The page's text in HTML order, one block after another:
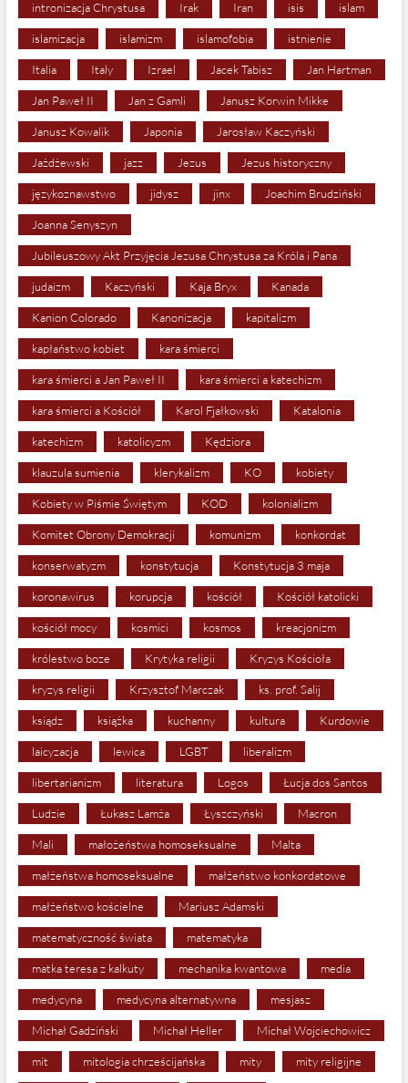
intronizacja Chrystusa Irak Iran isis islam
islamizacja islamizm islamofobia istnienie
Italia Italy Izrael Jacek Tabisz Jan Hartman
Jan Paweł II Jan z Gamli Janusz Korwin Mikke
Janusz Kowalik Japonia Jarosław Kaczyński
Jażdżewski jazz Jezus Jezus historyczny
językoznawstwo jidysz jinx Joachim Brudziński
Joanna Senyszyn
Jubileuszowy Akt Przyjęcia Jezusa Chrystusa za Króla i Pana
judaizm Kaczyński Kaja Bryx Kanada
Kanion Colorado Kanonizacja kapitalizm
kapłaństwo kobiet kara śmierci
kara śmierci a Jan Paweł II kara śmierci a katechizm
kara śmierci a Kościół Karol Fjałkowski Katalonia
katechizm katolicyzm Kędziora
klauzula sumienia klerykalizm KO kobiety
Kobiety w Piśmie Świętym KOD kolonializm
Komitet Obrony Demokracji komunizm konkordat
konserwatyzm konstytucja Konstytucja 3 maja
koronawirus korupcja kościół Kościół katolicki
kościół mocy kosmici kosmos kreacjonizm
królestwo boze Krytyka religii Kryzys Kościoła
kryzys religii Krzysztof Marczak ks. prof. Salij
ksiądz książka kuchanny kultura Kurdowie
laicyzacja lewica LGBT liberalizm
libertarianizm literatura Logos Łucja dos Santos
Ludzie Łukasz Lamża Łyszczyński Macron
Mali małożeństwa homoseksualne Malta
małżeństwa homoseksualne małżeństwo konkordatowe
małżeństwo kościelne Mariusz Adamski
matematyczność świata matematyka
matka teresa z kalkuty mechanika kwantowa media
medycyna medycyna alternatywna mesjasz
Michał Gadziński Michał Heller Michał Wojciechowicz
mit mitologia chrześcijańska mity mity religijne